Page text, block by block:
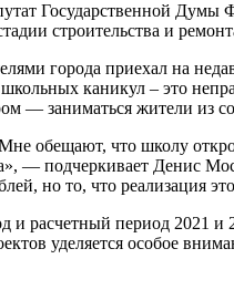
Государственной
строительства и
города приехал на
каникул – это
— заниматься жители из
обещают, что школу
— подчеркивает Денис
но то, что реализация
и расчетный период
уделяется особое